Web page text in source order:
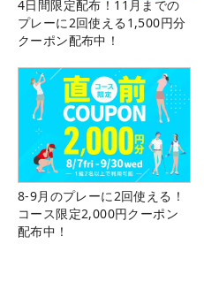
4日間限定配布！11月までの
プレーに2回使える1,500円分
クーポン配布中！
8-9月のプレーに2回使える！
コース限定2,000円クーポン
配布中！